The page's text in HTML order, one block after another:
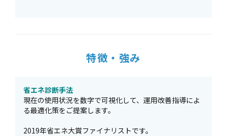
特徴・強み
省エネ診断手法
現在の使用状況を数字で可視化して、運用改善指導によ
る最適化策をご提案します。
2019年省エネ大賞ファイナリストです。